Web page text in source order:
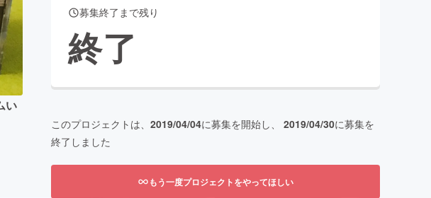
Creation
コミュニティ
い
募集終了まで残り
終了
このプロジェクトは、 2019/04/04に募集を開始し、 2019/04/30に募集を
終了しました
もう一度プロジェクトをやってほしい